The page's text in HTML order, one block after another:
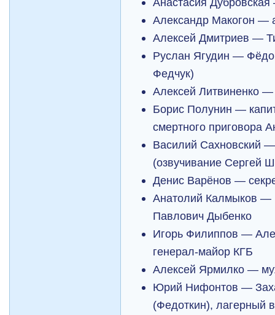
Александр Макогон —
Алексей Дмитриев —
Руслан Ягудин —
Федчук)
Алексей Литвиненко
Борис Полунин —
смертного приговора
Василий Сахновский
(озвучивание Сергей
Денис Варёнов —
Анатолий Калмыков —
Павлович Дыбенко
Игорь Филиппов —
генерал-майор КГБ
Алексей Ярмилко —
Юрий Нифонтов —
(Федоткин), лагерный